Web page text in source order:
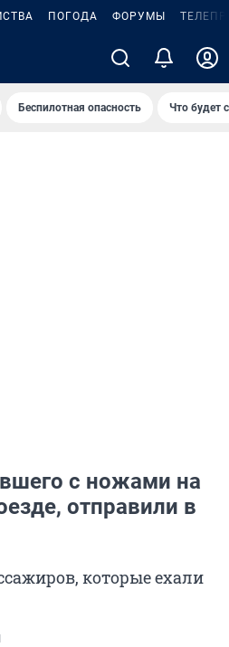
ПОГОДА ФОРУМЫ
Беспилотная опасность Что будет
с ножами на
отправили в
которые ехали